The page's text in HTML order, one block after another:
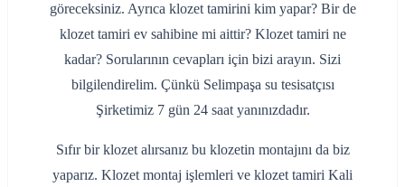
göreceksiniz. Ayrıca klozet tamirini kim yapar? Bir de
klozet tamiri ev sahibine mi aittir? Klozet tamiri ne
kadar? Sorularının cevapları için bizi arayın. Sizi
bilgilendirelim. Çünkü Selimpaşa su tesisatçısı
Şirketimiz 7 gün 24 saat yanınızdadır.
Sıfır bir klozet alırsanız bu klozetin montajını da biz
yaparız. Klozet montaj işlemleri ve klozet tamiri Kali